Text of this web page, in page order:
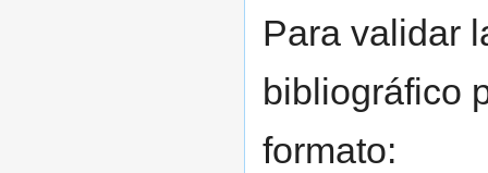
Para validar
bibliográfico
formato: